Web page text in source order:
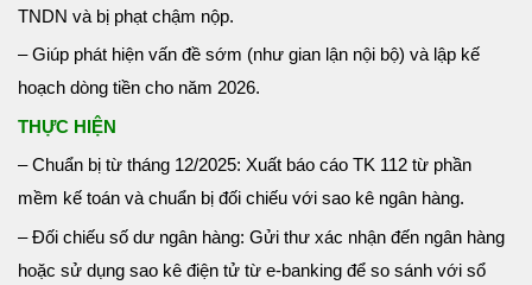
TNDN và bị phạt chậm nộp.
– Giúp phát hiện vấn đề sớm (như gian lận nội bộ) và lập kế
hoạch dòng tiền cho năm 2026.
THỰC HIỆN
– Chuẩn bị từ tháng 12/2025: Xuất báo cáo TK 112 từ phần
mềm kế toán và chuẩn bị đối chiếu với sao kê ngân hàng.
– Đối chiếu số dư ngân hàng: Gửi thư xác nhận đến ngân hàng
hoặc sử dụng sao kê điện tử từ e-banking để so sánh với sổ